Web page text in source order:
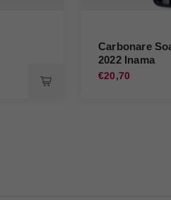
Carbonare
2022 Inama
€20,70